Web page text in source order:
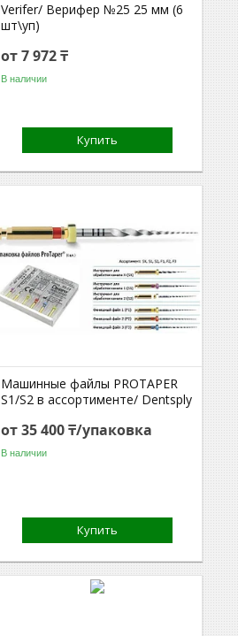
Verifer/ Верифер №25 25 мм (6
шт\уп)
от 7 972 ₸
В наличии
Купить
Машинные файлы PROTAPER
S1/S2 в ассортименте/ Dentsply
от 35 400 ₸/упаковка
В наличии
Купить